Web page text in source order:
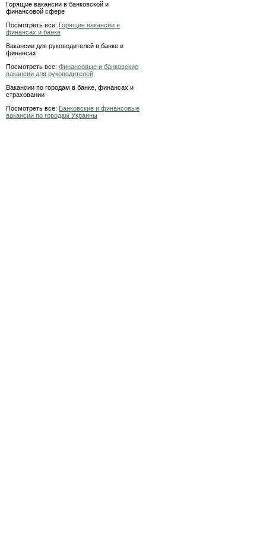
Горящие вакансии в банковской и
финансовой сфере
Посмотреть все: Горящие вакансии в
финансах и банке
Вакансии для руководителей в банке и
финансах
Посмотреть все: Финансовые и банковские
вакансии для руководителей
Вакансии по городам в банке, финансах и
страховании
Посмотреть все: Банковские и финансовые
вакансии по городам Украины